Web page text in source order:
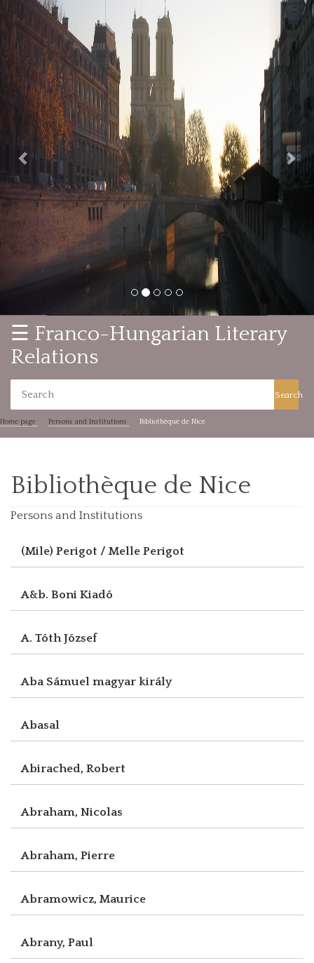
Previous
☰ Franco-Hungarian Literary
Relations
Search
Home page Persons and Institutions Bibliothèque de Nice
Bibliothèque de Nice
Persons and Institutions
(Mile) Perigot / Melle Perigot
A&b. Boni Kiadó
A. Tóth József
Aba Sámuel magyar király
Abasal
Abirached, Robert
Abraham, Nicolas
Abraham, Pierre
Abramowicz, Maurice
Abrany, Paul